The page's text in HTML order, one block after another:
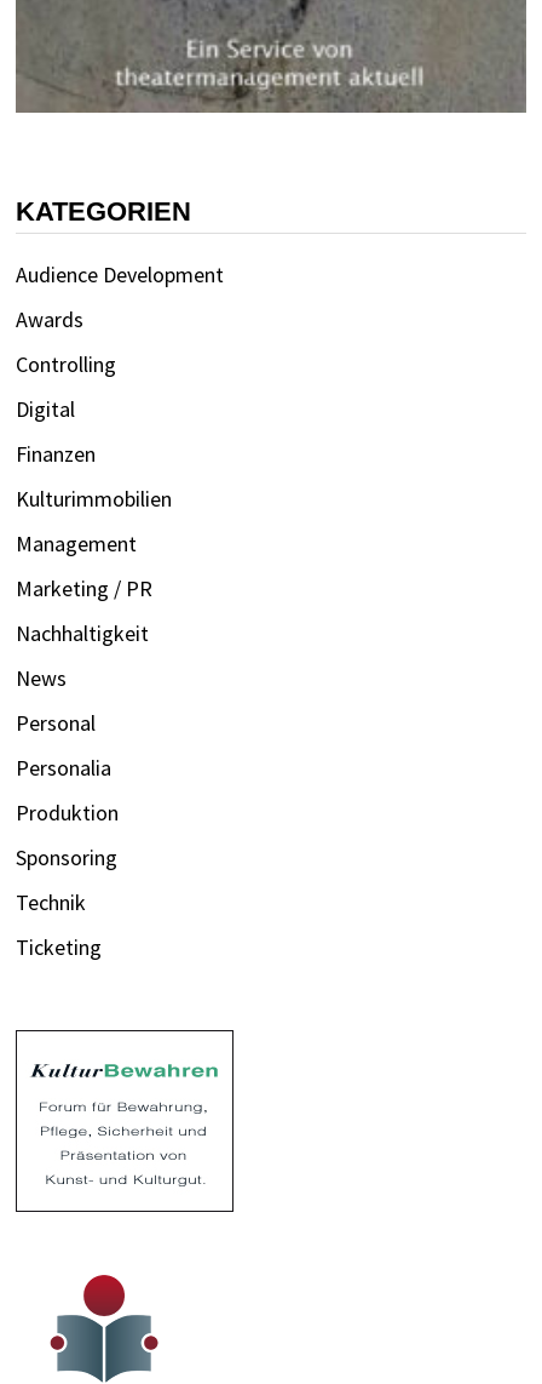
KATEGORIEN
Audience Development
Awards
Controlling
Digital
Finanzen
Kulturimmobilien
Management
Marketing / PR
Nachhaltigkeit
News
Personal
Personalia
Produktion
Sponsoring
Technik
Ticketing